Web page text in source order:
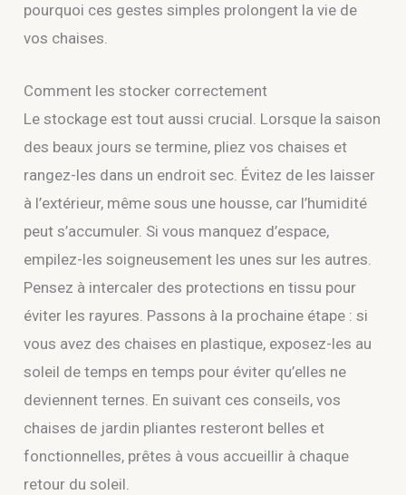
pourquoi ces gestes simples prolongent la vie de
vos chaises.
Comment les stocker correctement
Le stockage est tout aussi crucial. Lorsque la saison
des beaux jours se termine, pliez vos chaises et
rangez-les dans un endroit sec. Évitez de les laisser
à l’extérieur, même sous une housse, car l’humidité
peut s’accumuler. Si vous manquez d’espace,
empilez-les soigneusement les unes sur les autres.
Pensez à intercaler des protections en tissu pour
éviter les rayures. Passons à la prochaine étape : si
vous avez des chaises en plastique, exposez-les au
soleil de temps en temps pour éviter qu’elles ne
deviennent ternes. En suivant ces conseils, vos
chaises de jardin pliantes resteront belles et
fonctionnelles, prêtes à vous accueillir à chaque
retour du soleil.